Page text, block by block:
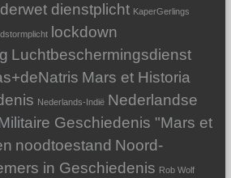
dienstplicht KaperGerlings
lockdown
Luchtbeschermingsdienst
Mars et Historia
Nederlands-Indië Nederlandse
Geschiedenis "Mars et
noodtoestand Noord-
in Geschiedenis Rob Wolf